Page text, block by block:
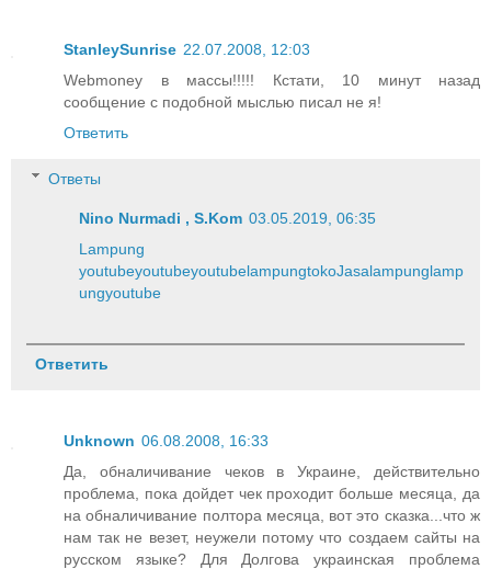
StanleySunrise 22.07.2008, 12:03
Webmoney в массы!!!!! Кстати, 10 минут назад
сообщение с подобной мыслью писал не я!
Ответить
Ответы
Nino Nurmadi , S.Kom 03.05.2019, 06:35
Lampung
youtubeyoutubeyoutubelampungtokoJasalampunglamp
ungyoutube
Ответить
Unknown 06.08.2008, 16:33
Да, обналичивание чеков в Украине, действительно
проблема, пока дойдет чек проходит больше месяца, да
на обналичивание полтора месяца, вот это сказка...что ж
нам так не везет, неужели потому что создаем сайты на
русском языке? Для Долгова украинская проблема